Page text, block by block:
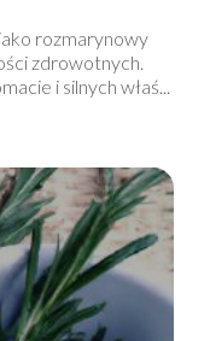
rozmarynowy
zdrowotnych.
i silnych właś...